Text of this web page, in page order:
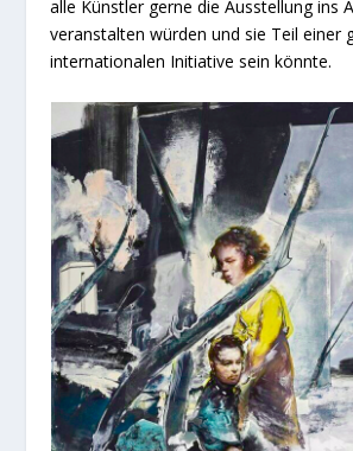
alle Künstler gerne die Ausstellung ins
veranstalten würden und sie Teil einer
internationalen Initiative sein könnte.